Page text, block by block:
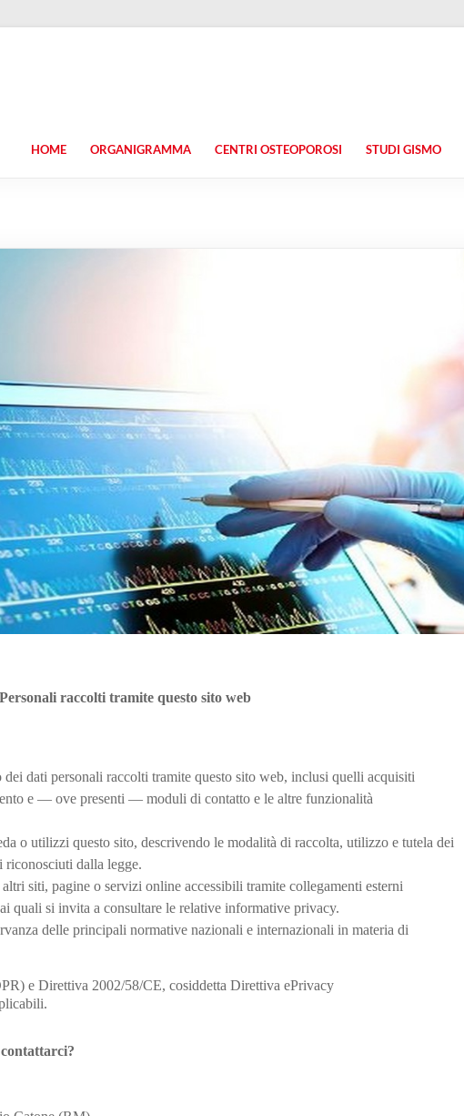
HOME ORGANIGRAMMA CENTRI OSTEOPOROSI STUDI GISMO
raccolti tramite questo sito web
dati personali raccolti tramite questo sito web, inclusi quelli acquisiti
e — ove presenti — moduli di contatto e le altre funzionalità
o utilizzi questo sito, descrivendo le modalità di raccolta, utilizzo e tutela dei
riconosciuti dalla legge.
siti, pagine o servizi online accessibili tramite collegamenti esterni
quali si invita a consultare le relative informative privacy.
delle principali normative nazionali e internazionali in materia di
e Direttiva 2002/58/CE, cosiddetta Direttiva ePrivacy